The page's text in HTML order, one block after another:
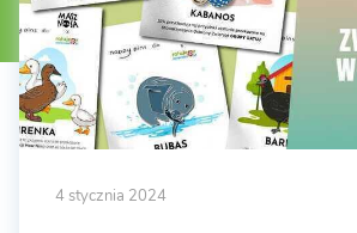
4 stycznia 2024